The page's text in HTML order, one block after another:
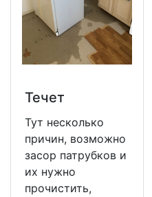
Течет
Тут несколько
причин, возможно
засор патрубков и
их нужно
прочистить,